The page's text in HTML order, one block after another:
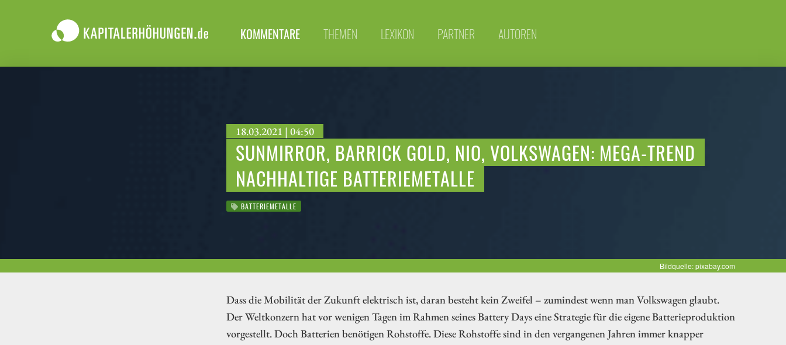
KOMMENTARE THEMEN LEXIKON PARTNER AUTOREN
18.03.2021 | 04:50
SUNMIRROR, BARRICK GOLD, NIO, VOLKSWAGEN: MEGA-TREND
NACHHALTIGE BATTERIEMETALLE
BATTERIEMETALLE
Bildquelle: pixabay.com
Dass die Mobilität der Zukunft elektrisch ist, daran besteht kein Zweifel – zumindest wenn man Volkswagen glaubt.
Der Weltkonzern hat vor wenigen Tagen im Rahmen seines Battery Days eine Strategie für die eigene Batterieproduktion
vorgestellt. Doch Batterien benötigen Rohstoffe. Diese Rohstoffe sind in den vergangenen Jahren immer knapper